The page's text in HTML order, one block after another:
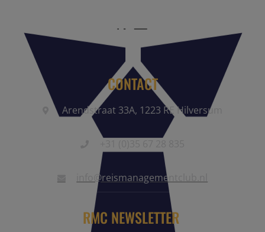
CONTACT
Arendstraat 33A, 1223 RE Hilversum
info@reismanagementclub.nl
RMC NEWSLETTER